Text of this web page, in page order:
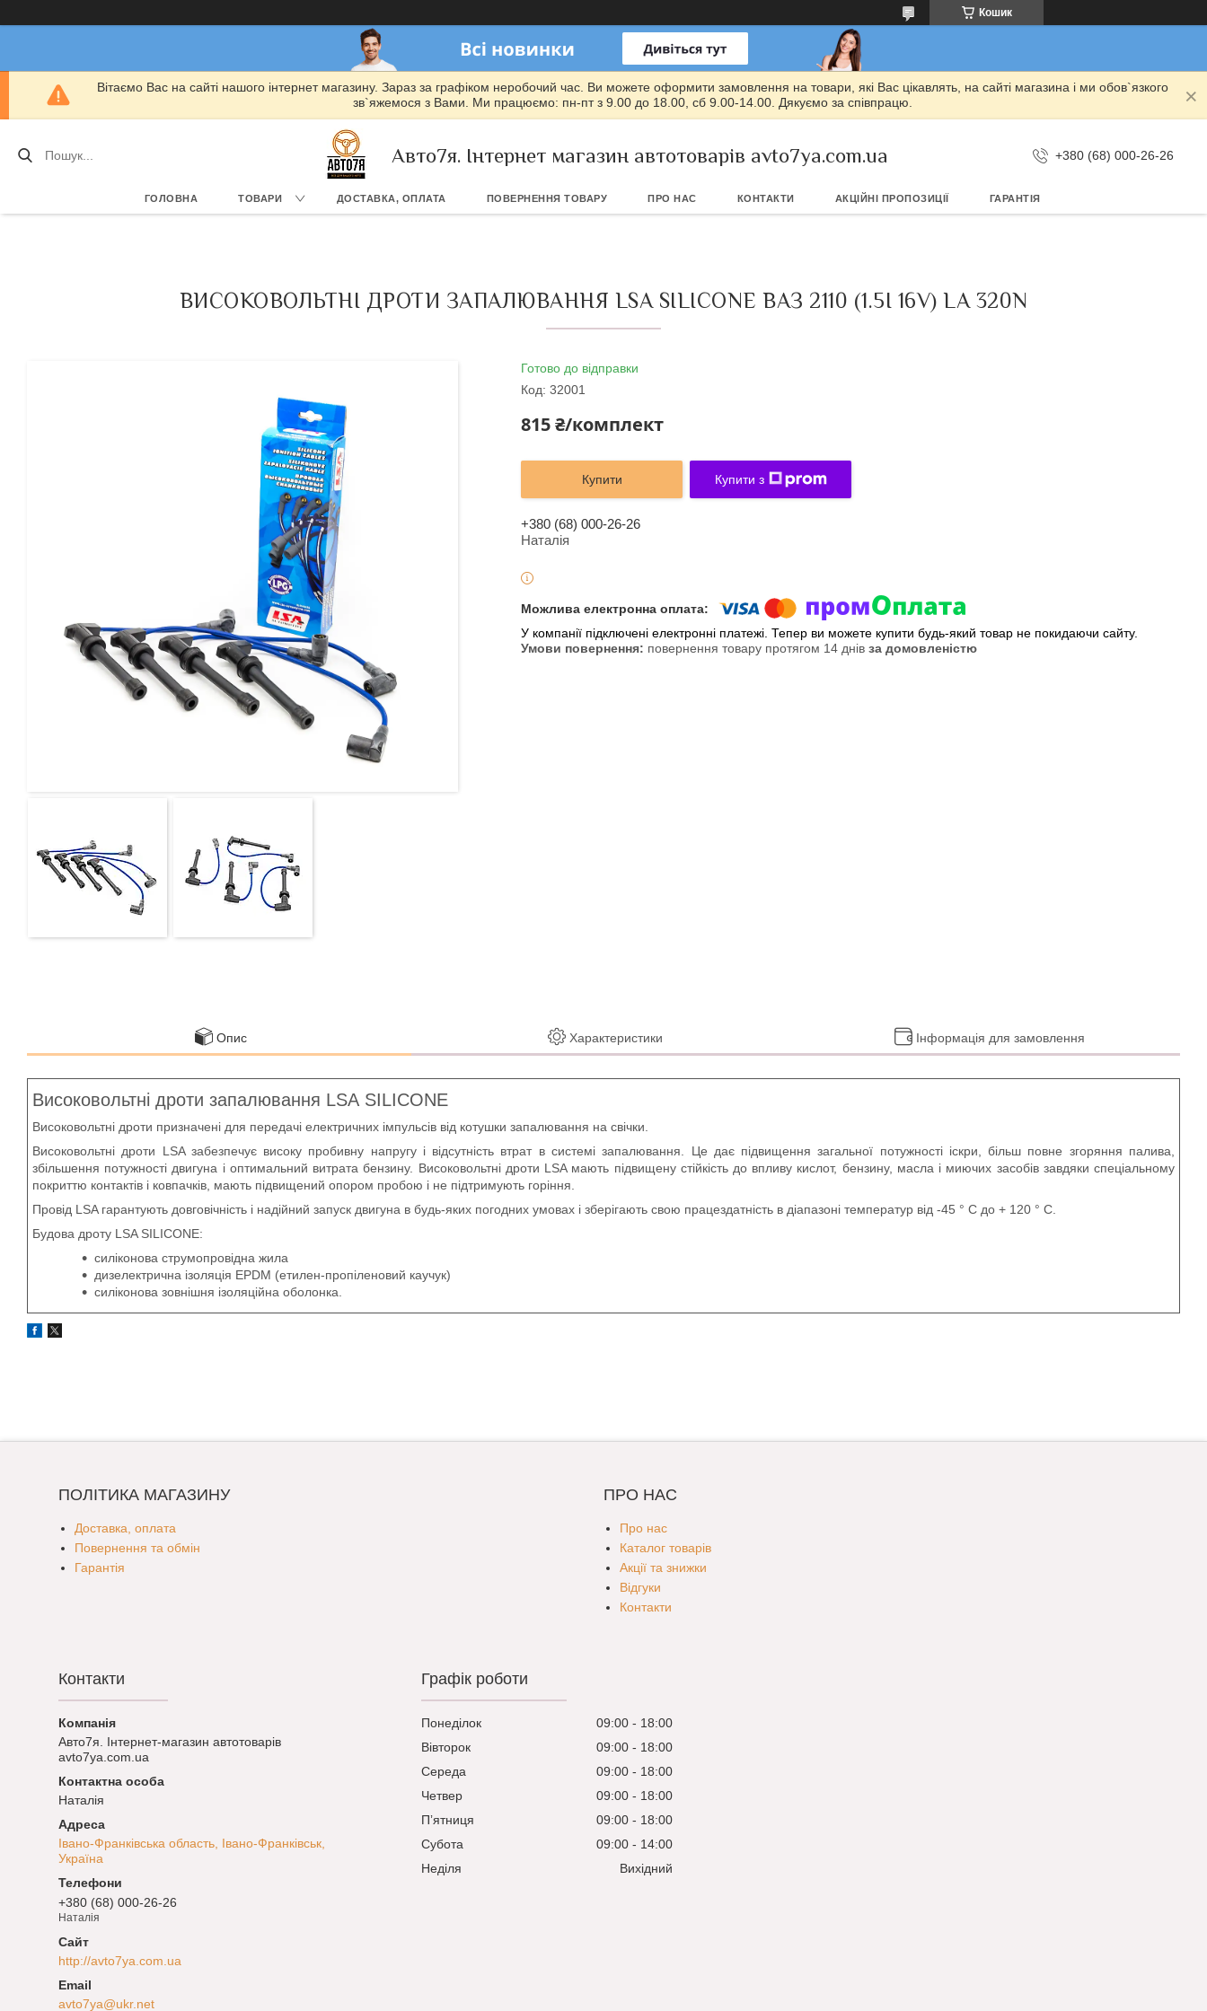
Кошик
Вітаємо Вас на сайті нашого інтернет магазину. Зараз за графіком неробочий час. Ви можете оформити замовлення на товари, які Вас цікавлять, на сайті магазина і ми обов`язкого
зв`яжемося з Вами. Ми працюємо: пн-пт з 9.00 до 18.00, сб 9.00-14.00. Дякуємо за співпрацю.
Авто7я. Інтернет магазин автотоварів avto7ya.com.ua +380 (68) 000-26-26
ГОЛОВНА ТОВАРИ ДОСТАВКА, ОПЛАТА ПОВЕРНЕННЯ ТОВАРУ ПРО НАС КОНТАКТИ АКЦІЙНІ ПРОПОЗИЦІЇ ГАРАНТІЯ
ВИСОКОВОЛЬТНІ ДРОТИ ЗАПАЛЮВАННЯ LSA SILICONE ВАЗ 2110 (1.5I 16V) LA 320N
Готово до відправки
Код: 32001
815 ₴/комплект
Купити Купити з
+380 (68) 000-26-26
Наталія
У компанії підключені електронні платежі. Тепер ви можете купити будь-який товар не покидаючи сайту.
повернення товару протягом 14 днів за домовленістю
Опис Характеристики Інформація для замовлення
Високовольтні дроти запалювання LSA SILICONE
Високовольтні дроти призначені для передачі електричних імпульсів від котушки запалювання на свічки.
Високовольтні дроти LSA забезпечує високу пробивну напругу і відсутність втрат в системі запалювання. Це дає підвищення загальної потужності іскри, більш повне згоряння палива,
збільшення потужності двигуна і оптимальний витрата бензину. Високовольтні дроти LSA мають підвищену стійкість до впливу кислот, бензину, масла і миючих засобів завдяки спеціальному
покриттю контактів і ковпачків, мають підвищений опором пробою і не підтримують горіння.
Провід LSA гарантують довговічність і надійний запуск двигуна в будь-яких погодних умовах і зберігають свою працездатність в діапазоні температур від -45 ° С до + 120 ° С.
Будова дроту LSA SILICONE:
силіконова струмопровідна жила
дизелектрична ізоляція EPDM (етилен-пропіленовий каучук)
силіконова зовнішня ізоляційна оболонка.
ПОЛІТИКА МАГАЗИНУ
Доставка, оплата
Повернення та обмін
Гарантія
ПРО НАС
Про нас
Каталог товарів
Акції та знижки
Відгуки
Контакти
Контакти
Авто7я. Інтернет-магазин автотоварів
avto7ya.com.ua
Наталія
Івано-Франківська область, Івано-Франківськ,
Україна
+380 (68) 000-26-26
Наталія
http://avto7ya.com.ua
avto7ya@ukr.net
Графік роботи
Понеділок 09:00
18:00
Вівторок
09:00
18:00
Середа
09:00
18:00
Четвер
09:00
18:00
Пʼятниця
09:00
18:00
Субота
09:00
14:00
Неділя
Вихідний